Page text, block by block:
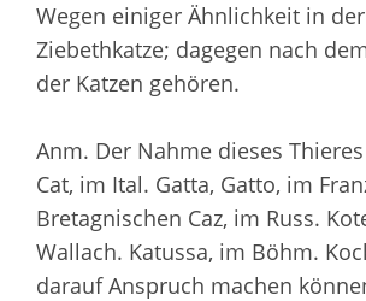
Wegen einiger Ähnlichkeit in
Ziebethkatze; dagegen nach
der Katzen gehören.
Anm. Der Nahme dieses
Cat, im Ital. Gatta, Gatto, im
Bretagnischen Caz, im Russ.
Wallach. Katussa, im Böhm.
darauf Anspruch machen